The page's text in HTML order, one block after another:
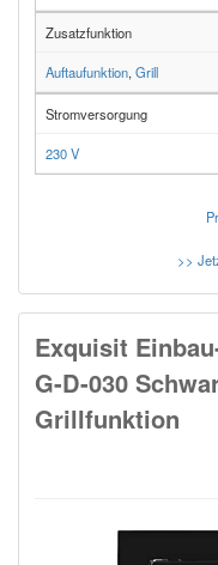
Zusatzfunktion
Auftaufunktion, Grill
Stromversorgung
230 V
>>
Exquisit
G-D-030
Grillfunktion